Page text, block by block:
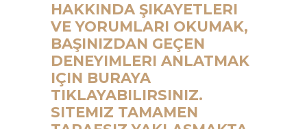
HAKKINDA ŞIKAYETLERI
VE YORUMLARI OKUMAK,
BAŞINIZDAN GEÇEN
DENEYIMLERI ANLATMAK
IÇIN BURAYA
TIKLAYABILIRSINIZ.
SITEMIZ TAMAMEN